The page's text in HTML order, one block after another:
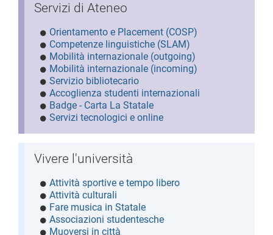
Servizi di Ateneo
Orientamento e Placement (COSP)
Competenze linguistiche (SLAM)
Mobilità internazionale (outgoing)
Mobilità internazionale (incoming)
Servizio bibliotecario
Accoglienza studenti internazionali
Badge - Carta La Statale
Servizi tecnologici e online
Vivere l'università
Attività sportive e tempo libero
Attività culturali
Fare musica in Statale
Associazioni studentesche
Muoversi in città